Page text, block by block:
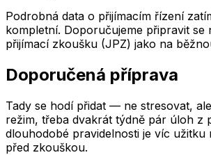
Podrobná data o přijímacím řízení
kompletní. Doporučujeme připravit se
přijímací zkoušku (JPZ) jako na
Doporučená příprava
Tady se hodí přidat — ne stresovat,
režim, třeba dvakrát týdně pár úloh z
dlouhodobé pravidelnosti je víc užitku
před zkouškou.